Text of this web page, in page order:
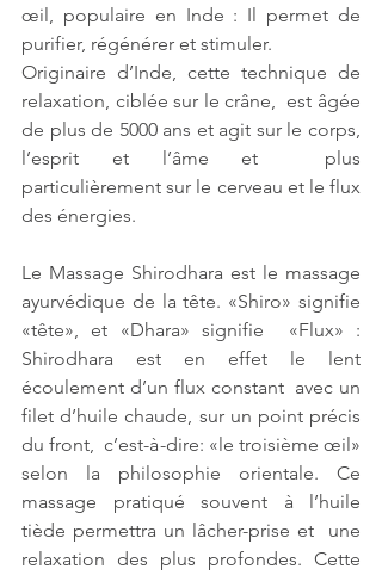
œil, populaire en Inde : Il permet de
purifier, régénérer et stimuler.
Originaire d’Inde, cette technique de
relaxation, ciblée sur le crâne,  est âgée
de plus de 5000 ans et agit sur le corps,
l’esprit et l’âme et  plus
particulièrement sur le cerveau et le flux
des énergies.
Le Massage Shirodhara est le massage
ayurvédique de la tête. «Shiro» signifie
«tête», et «Dhara» signifie  «Flux» :
Shirodhara est en effet le lent
écoulement d’un flux constant  avec un
filet d’huile chaude, sur un point précis
du front,  c’est-à-dire: «le troisième œil»
selon la philosophie orientale. Ce
massage pratiqué souvent à l’huile
tiède permettra un lâcher-prise et  une
relaxation des plus profondes. Cette